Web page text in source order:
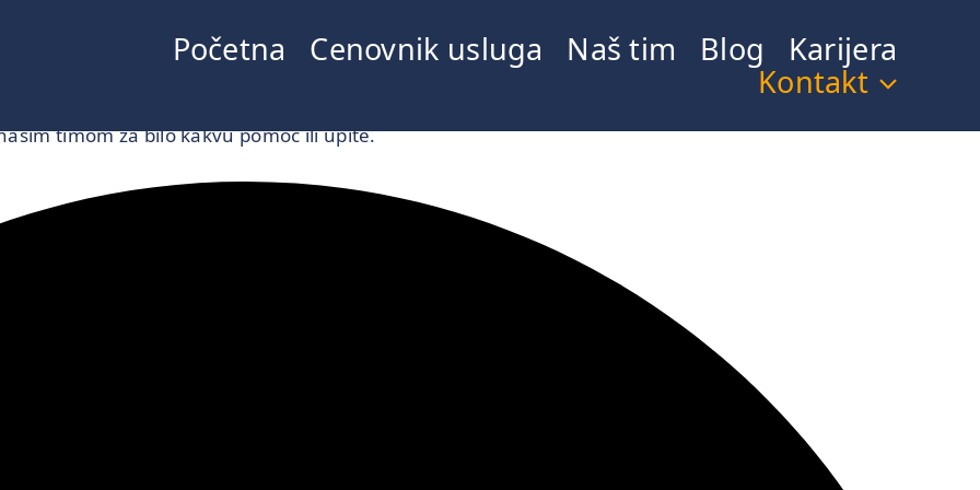
Početna Cenovnik usluga Naš tim Blog
Karijera
Kontakt
timom za bilo kakvu pomoć ili upite.